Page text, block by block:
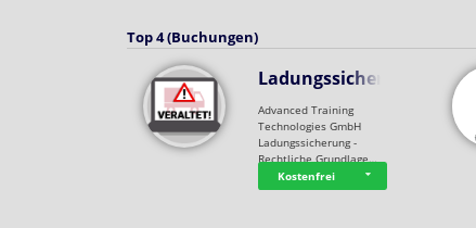
Top 4 (Buchungen)
Ladungssicherung
Advanced Training
Technologies GmbH
Ladungssicherung -
Rechtliche Grundlage…
Kostenfrei